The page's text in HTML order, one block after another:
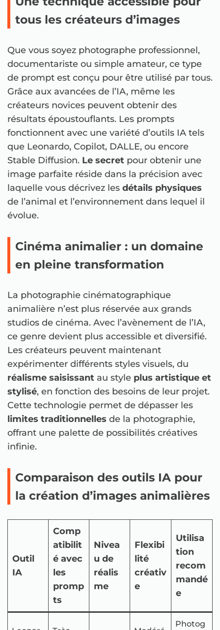
tous les créateurs d’images
Que vous soyez photographe professionnel,
documentariste ou simple amateur, ce type
de prompt est conçu pour être utilisé par tous.
Grâce aux avancées de l’IA, même les
créateurs novices peuvent obtenir des
résultats époustouflants. Les prompts
fonctionnent avec une variété d’outils IA tels
que Leonardo, Copilot, DALLE, ou encore
Stable Diffusion. Le secret pour obtenir une
image parfaite réside dans la précision avec
laquelle vous décrivez les détails physiques
de l’animal et l’environnement dans lequel il
évolue.
Cinéma animalier : un domaine
en pleine transformation
La photographie cinématographique
animalière n’est plus réservée aux grands
studios de cinéma. Avec l’avènement de l’IA,
ce genre devient plus accessible et diversifié.
Les créateurs peuvent maintenant
expérimenter différents styles visuels, du
réalisme saisissant au style plus artistique et
stylisé, en fonction des besoins de leur projet.
Cette technologie permet de dépasser les
limites traditionnelles de la photographie,
offrant une palette de possibilités créatives
infinie.
Comparaison des outils IA pour
la création d’images animalières
Outil
IA
Comp
atibilit
é avec
les
promp
ts
Nivea
u de
réalis
me
Flexibi
lité
créativ
e
Utilisa
tion
recom
mandé
e
Photog